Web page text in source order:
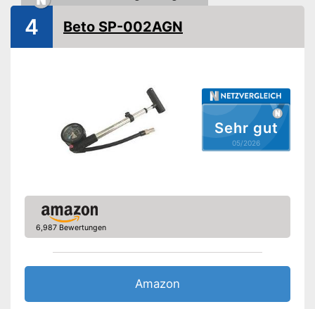
Schlauch inklusive
Druckablass
Druckablass-Funktion ist
integriert
Passender Schlauch inklusive
Amazon Lieferzeit
Sehr gut
05/2026
4 Beto SP-002AGN
6,987 Bewertungen
Amazon